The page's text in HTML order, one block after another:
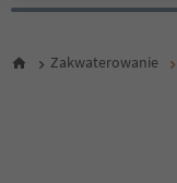
Zakwaterowanie